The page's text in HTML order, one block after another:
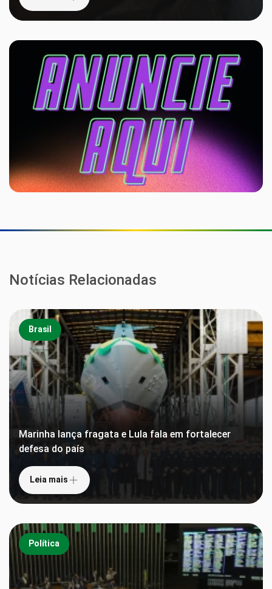
Notícias Relacionadas
Brasil
Marinha lança fragata e Lula fala em fortalecer
defesa do país
Leia mais
Política